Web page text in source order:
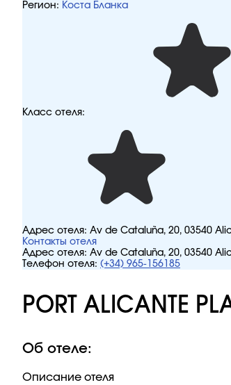
Регион: Коста Бланка
Класс отеля:
Адрес отеля: Av de Cataluña, 20, 03540
Контакты отеля
Адрес отеля: Av de Cataluña, 20, 03540
Телефон отеля: (+34) 965-156185
PORT ALICANTE
Об отеле:
Описание отеля